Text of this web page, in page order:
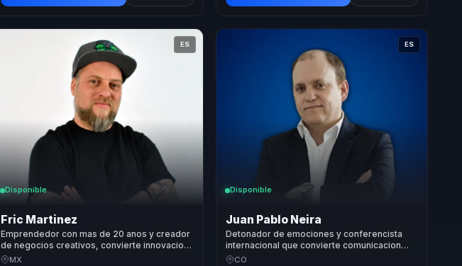
ES
Disponible
Fric Martinez
Emprendedor con mas de 20 anos y creador
de negocios creativos, convierte innovacion
en ejecucion para lideres empresariales.
MX
ES
Disponible
Juan Pablo Neira
Detonador de emociones y conferencista
internacional que convierte comunicacion
efectiva y cultura organizacional en
CO